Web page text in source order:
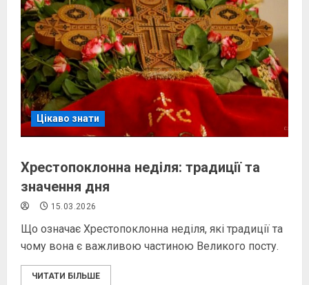
Цікаво знати
Хрестопоклонна неділя: традиції та
значення дня
15.03.2026
Що означає Хрестопоклонна неділя, які традиції та
чому вона є важливою частиною Великого посту.
ЧИТАТИ БІЛЬШЕ